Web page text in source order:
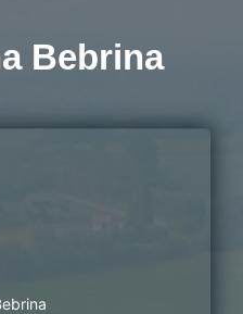
Bebrina